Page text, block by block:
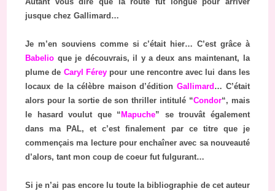
jusque chez Gallimard…
Je m’en souviens comme si c’était hier… C’est grâce à
Babelio que je découvrais, il y a deux ans maintenant, la
plume de Caryl Férey pour une rencontre avec lui dans les
locaux de la célèbre maison d’éditionGallimard … C’était
alors pour la sortie de son thriller intitulé “Condor“, mais
le hasard voulut que “ Mapuche” se trouvât également
dans ma PAL, et c’est finalement par ce titre que je
commençais ma lecture pour enchaîner avec sa nouveauté
d’alors, tant mon coup de coeur fut fulgurant…
Si je n’ai pas encore lu toute la bibliographie de cet auteur